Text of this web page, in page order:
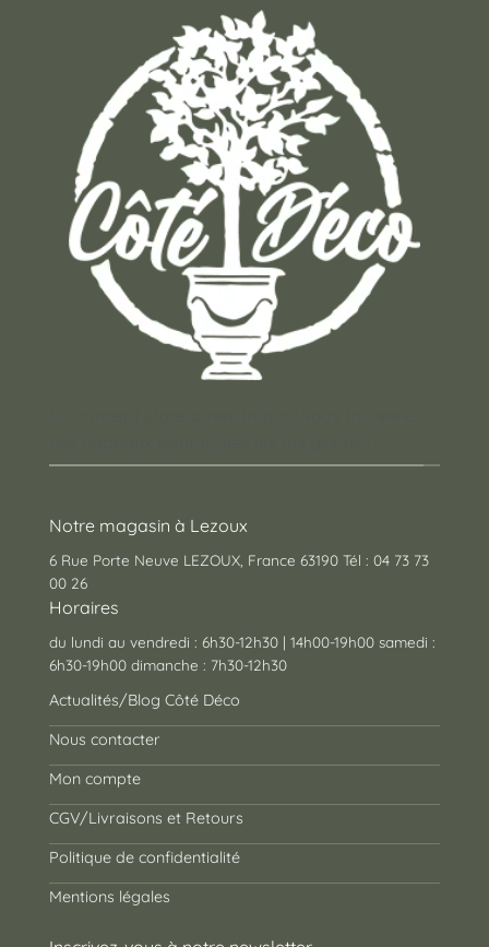
Notre magasin à Lezoux
6 Rue Porte Neuve LEZOUX, France 63190 Tél : 04 73 73
00 26
Horaires
du lundi au vendredi : 6h30-12h30 | 14h00-19h00 samedi :
6h30-19h00 dimanche : 7h30-12h30
Actualités/Blog Côté Déco
Nous contacter
Mon compte
CGV/Livraisons et Retours
Politique de confidentialité
Mentions légales